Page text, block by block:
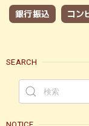
銀行振込 コン
SEARCH